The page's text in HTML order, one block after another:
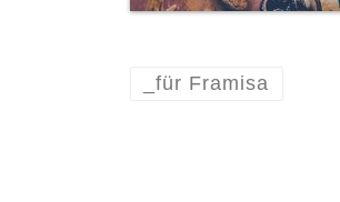
_für Framisa